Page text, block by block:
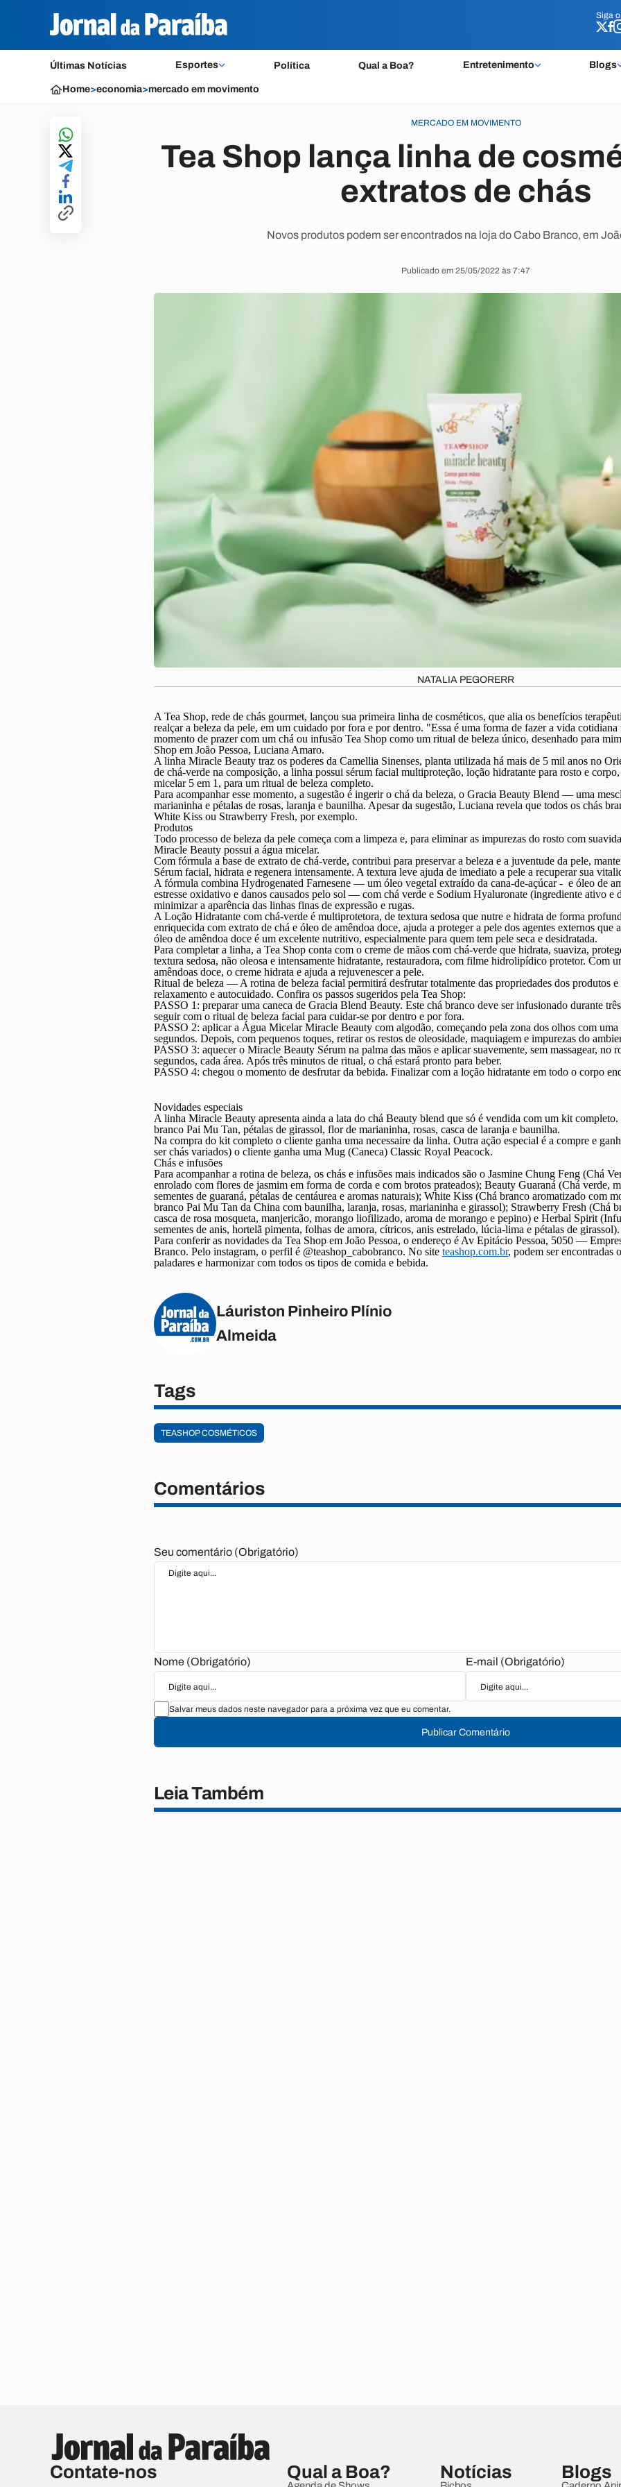
Siga o
Últimas Notícias Esportes Política Qual a Boa? Entretenimento Blogs
Siga o
Home>economia>mercado em movimento
MERCADO EM MOVIMENTO
Tea Shop lança linha de
extratos de chás
Novos produtos podem ser encontrados na loja do Cabo Branco, em
Publicado em 25/05/2022 às 7:47
NATALIA PEGORERR
A Tea Shop, rede de chás gourmet, lançou sua primeira linha de cosméticos, que alia os benefícios
realçar a beleza da pele, em um cuidado por fora e por dentro. "Essa é uma forma de fazer a vida
momento de prazer com um chá ou infusão Tea Shop como um ritual de beleza único, desenhado para
Shop em João Pessoa, Luciana Amaro.
A linha Miracle Beauty traz os poderes da Camellia Sinenses, planta utilizada há mais de 5 mil anos no
de chá-verde na composição, a linha possui sérum facial multiproteção, loção hidratante para rosto e
micelar 5 em 1, para um ritual de beleza completo.
Para acompanhar esse momento, a sugestão é ingerir o chá da beleza, o Gracia Beauty Blend — uma
marianinha e pétalas de rosas, laranja e baunilha. Apesar da sugestão, Luciana revela que todos os chás
White Kiss ou Strawberry Fresh, por exemplo.
Produtos
Todo processo de beleza da pele começa com a limpeza e, para eliminar as impurezas do rosto com
Miracle Beauty possui a água micelar.
Com fórmula a base de extrato de chá-verde, contribui para preservar a beleza e a juventude da pele,
Sérum facial, hidrata e regenera intensamente. A textura leve ajuda de imediato a pele a recuperar sua
A fórmula combina Hydrogenated Farnesene — um óleo vegetal extraído da cana-de-açúcar - e óleo de
estresse oxidativo e danos causados pelo sol — com chá verde e Sodium Hyaluronate (ingrediente ativo e
minimizar a aparência das linhas finas de expressão e rugas.
A Loção Hidratante com chá-verde é multiprotetora, de textura sedosa que nutre e hidrata de forma
enriquecida com extrato de chá e óleo de amêndoa doce, ajuda a proteger a pele dos agentes externos que
óleo de amêndoa doce é um excelente nutritivo, especialmente para quem tem pele seca e desidratada.
Para completar a linha, a Tea Shop conta com o creme de mãos com chá-verde que hidrata, suaviza,
textura sedosa, não oleosa e intensamente hidratante, restauradora, com filme hidrolipídico protetor. Com
amêndoas doce, o creme hidrata e ajuda a rejuvenescer a pele.
Ritual de beleza — A rotina de beleza facial permitirá desfrutar totalmente das propriedades dos produtos
relaxamento e autocuidado. Confira os passos sugeridos pela Tea Shop:
PASSO 1: preparar uma caneca de Gracia Blend Beauty. Este chá branco deve ser infusionado durante
seguir com o ritual de beleza facial para cuidar-se por dentro e por fora.
PASSO 2: aplicar a Água Micelar Miracle Beauty com algodão, começando pela zona dos olhos com uma
segundos. Depois, com pequenos toques, retirar os restos de oleosidade, maquiagem e impurezas do
PASSO 3: aquecer o Miracle Beauty Sérum na palma das mãos e aplicar suavemente, sem massagear, no
segundos, cada área. Após três minutos de ritual, o chá estará pronto para beber.
PASSO 4: chegou o momento de desfrutar da bebida. Finalizar com a loção hidratante em todo o corpo
Novidades especiais
A linha Miracle Beauty apresenta ainda a lata do chá Beauty blend que só é vendida com um kit
branco Pai Mu Tan, pétalas de girassol, flor de marianinha, rosas, casca de laranja e baunilha.
Na compra do kit completo o cliente ganha uma necessaire da linha. Outra ação especial é a compre e
ser chás variados) o cliente ganha uma Mug (Caneca) Classic Royal Peacock.
Chás e infusões
Para acompanhar a rotina de beleza, os chás e infusões mais indicados são o Jasmine Chung Feng (Chá
enrolado com flores de jasmim em forma de corda e com brotos prateados); Beauty Guaraná (Chá verde,
sementes de guaraná, pétalas de centáurea e aromas naturais); White Kiss (Chá branco aromatizado com
branco Pai Mu Tan da China com baunilha, laranja, rosas, marianinha e girassol); Strawberry Fresh (Chá
casca de rosa mosqueta, manjericão, morango liofilizado, aroma de morango e pepino) e Herbal Spirit
sementes de anis, hortelã pimenta, folhas de amora, cítricos, anis estrelado, lúcia-lima e pétalas de girassol).
Para conferir as novidades da Tea Shop em João Pessoa, o endereço é Av Epitácio Pessoa, 5050 —
Branco. Pelo instagram, o perfil é @teashop_cabobranco. No site teashop.com.br, podem ser encontradas
paladares e harmonizar com todos os tipos de comida e bebida.
Láuriston Pinheiro Plínio
Almeida
Tags
TEASHOP COSMÉTICOS
Comentários
Seu comentário (Obrigatório)
Nome (Obrigatório) E-mail (Obrigatório)
Salvar meus dados neste navegador para a próxima vez que eu comentar.
Publicar Comentário
Leia Também
Contate-nos Qual a Boa? Notícias Blogs